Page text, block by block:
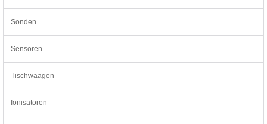
Sonden
Sensoren
Tischwaagen
Ionisatoren